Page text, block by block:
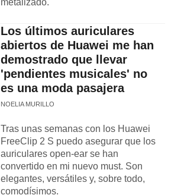
metalizado.
Los últimos auriculares
abiertos de Huawei me han
demostrado que llevar
'pendientes musicales' no
es una moda pasajera
NOELIA MURILLO
Tras unas semanas con los Huawei
FreeClip 2 S puedo asegurar que los
auriculares open-ear se han
convertido en mi nuevo must. Son
elegantes, versátiles y, sobre todo,
comodísimos.